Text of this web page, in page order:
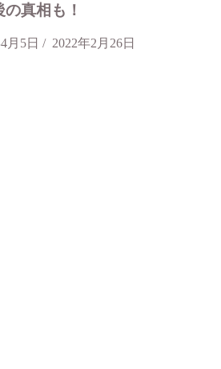
真相も！
月5日 / 2022年2月26日